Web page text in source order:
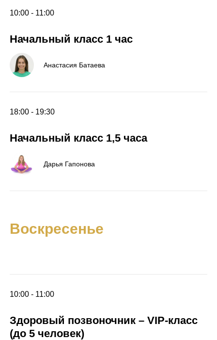
10:00 - 11:00
Начальный класс 1 час
Анастасия Батаева
18:00 - 19:30
Начальный класс 1,5 часа
Дарья Гапонова
Воскресенье
10:00 - 11:00
Здоровый позвоночник – VIP-класс
(до 5 человек)